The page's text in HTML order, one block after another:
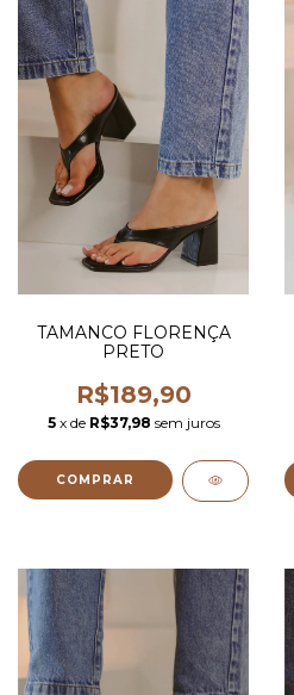
TAMANCO FLORENÇA
PRETO
R$189,90
5 x de R$37,98 sem juros
COMPRAR